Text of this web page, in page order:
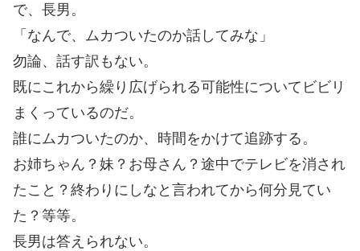
で、長男。
「なんで、ムカついたのか話してみな」
勿論、話す訳もない。
既にこれから繰り広げられる可能性についてビビリ
まくっているのだ。
誰にムカついたのか、時間をかけて追跡する。
お姉ちゃん？妹？お母さん？途中でテレビを消され
たこと？終わりにしなと言われてから何分見てい
た？等等。
長男は答えられない。